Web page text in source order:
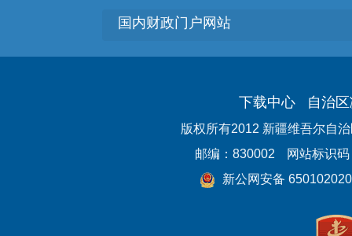
国内财政门户网站
下载中心 自治
版权所有2012 新疆维吾尔自
邮编：830002
网站标识
新公网安备